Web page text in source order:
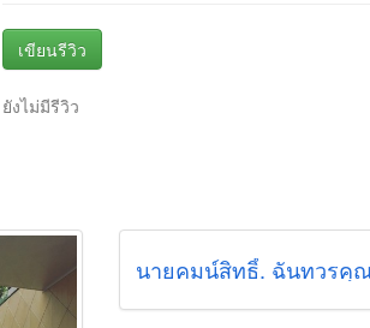
เขียนรีวิว
ยังไม่มีรีวิว
นายคมน์สิทธิ์. ฉันทวรคุ